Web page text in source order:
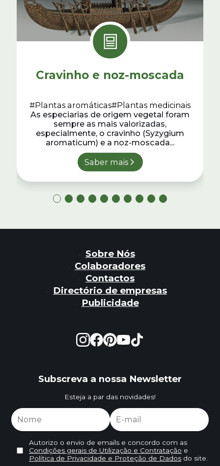
Cravinho e noz-moscada
#Plantas aromáticas#Plantas medicinais
As especiarias de origem vegetal foram
sempre as mais valorizadas,
especialmente, o cravinho (Syzygium
aromaticum) e a noz-moscada...
Saber mais
Sobre Nós
Colaboradores
Contactos
Directório de empresas
Publicidade
Subscreva a nossa Newsletter
Esteja a par das novidades!
Autorizo o envio de emails e concordo com as
Condições gerais de Utilização e Contratação e
Política de Privacidade e Proteção de Dadosdo site.